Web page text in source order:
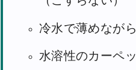
冷水で薄めなが
水溶性のカーペ